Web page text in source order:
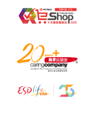
小便清浊度
小便血
小便颜色
小便晶体
小便酮
小便酸碱度
小便红细胞